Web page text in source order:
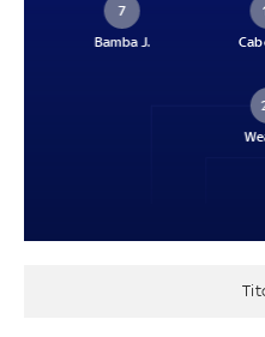
7
Bamba J.